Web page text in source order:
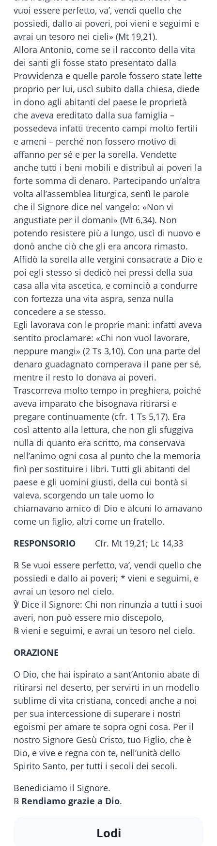
vuoi essere perfetto, va’, vendi quello che
possiedi, dallo ai poveri, poi vieni e seguimi e
avrai un tesoro nei cieli» (Mt 19,21).
Allora Antonio, come se il racconto della vita
dei santi gli fosse stato presentato dalla
Provvidenza e quelle parole fossero state lette
proprio per lui, uscì subito dalla chiesa, diede
in dono agli abitanti del paese le proprietà
che aveva ereditato dalla sua famiglia –
possedeva infatti trecento campi molto fertili
e ameni – perché non fossero motivo di
affanno per sé e per la sorella. Vendette
anche tutti i beni mobili e distribuì ai poveri la
forte somma di denaro. Partecipando un’altra
volta all’assemblea liturgica, sentì le parole
che il Signore dice nel vangelo: «Non vi
angustiate per il domani» (Mt 6,34). Non
potendo resistere più a lungo, uscì di nuovo e
donò anche ciò che gli era ancora rimasto.
Affidò la sorella alle vergini consacrate a Dio e
poi egli stesso si dedicò nei pressi della sua
casa alla vita ascetica, e cominciò a condurre
con fortezza una vita aspra, senza nulla
concedere a se stesso.
Egli lavorava con le proprie mani: infatti aveva
sentito proclamare: «Chi non vuol lavorare,
neppure mangi» (2 Ts 3,10). Con una parte del
denaro guadagnato comperava il pane per sé,
mentre il resto lo donava ai poveri.
Trascorreva molto tempo in preghiera, poiché
aveva imparato che bisognava ritirarsi e
pregare continuamente (cfr. 1 Ts 5,17). Era
così attento alla lettura, che non gli sfuggiva
nulla di quanto era scritto, ma conservava
nell’animo ogni cosa al punto che la memoria
finì per sostituire i libri. Tutti gli abitanti del
paese e gli uomini giusti, della cui bontà si
valeva, scorgendo un tale uomo lo
chiamavano amico di Dio e alcuni lo amavano
come un figlio, altri come un fratello.
RESPONSORIO Cfr. Mt 19,21; Lc 14,33
℞ Se vuoi essere perfetto, va’, vendi quello che
possiedi e dallo ai poveri; * vieni e seguimi, e
avrai un tesoro nel cielo.
℣ Dice il Signore: Chi non rinunzia a tutti i suoi
averi, non può essere mio discepolo,
℞ vieni e seguimi, e avrai un tesoro nel cielo.
ORAZIONE
O Dio, che hai ispirato a sant’Antonio abate di
ritirarsi nel deserto, per servirti in un modello
sublime di vita cristiana, concedi anche a noi
per sua intercessione di superare i nostri
egoismi per amare te sopra ogni cosa. Per il
nostro Signore Gesù Cristo, tuo Figlio, che è
Dio, e vive e regna con te, nell’unità dello
Spirito Santo, per tutti i secoli dei secoli.
Benediciamo il Signore.
℞ Rendiamo grazie a Dio.
Lodi